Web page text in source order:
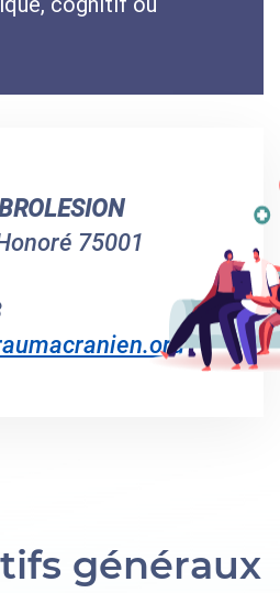
75001
généraux